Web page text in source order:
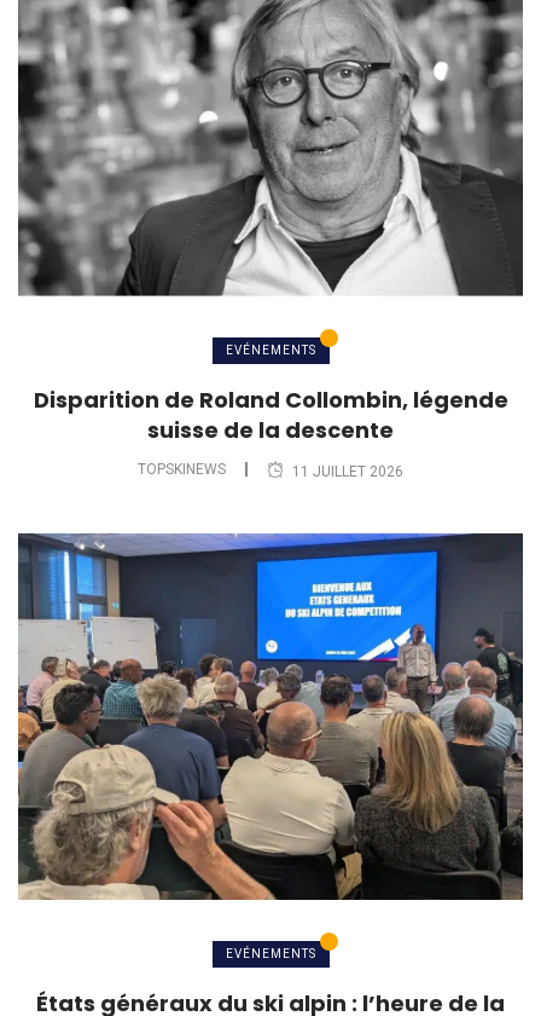
EVÉNEMENTS
Disparition de Roland Collombin, légende
suisse de la descente
TOPSKINEWS 11 JUILLET 2026
EVÉNEMENTS
États généraux du ski alpin : l’heure de la